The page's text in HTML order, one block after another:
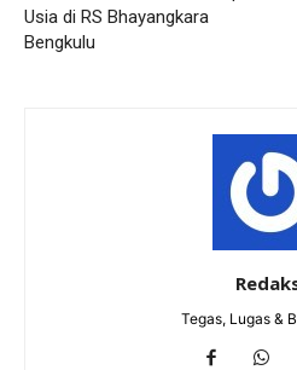
Usia di RS Bhayangkara
Bengkulu
Tegas, Lugas &